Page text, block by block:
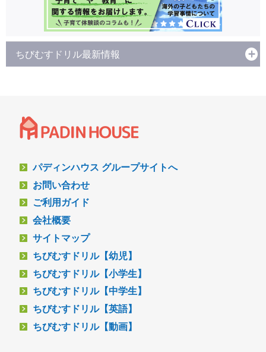
ちびむすドリル最新情報
パディンハウス グループサイトへ
お問い合わせ
ご利用ガイド
会社概要
サイトマップ
ちびむすドリル【幼児】
ちびむすドリル【小学生】
ちびむすドリル【中学生】
ちびむすドリル【英語】
ちびむすドリル【動画】